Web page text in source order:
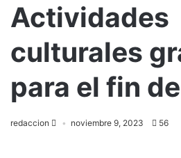
Actividades
culturales
para el fin
redaccion noviembre 9, 2023 56